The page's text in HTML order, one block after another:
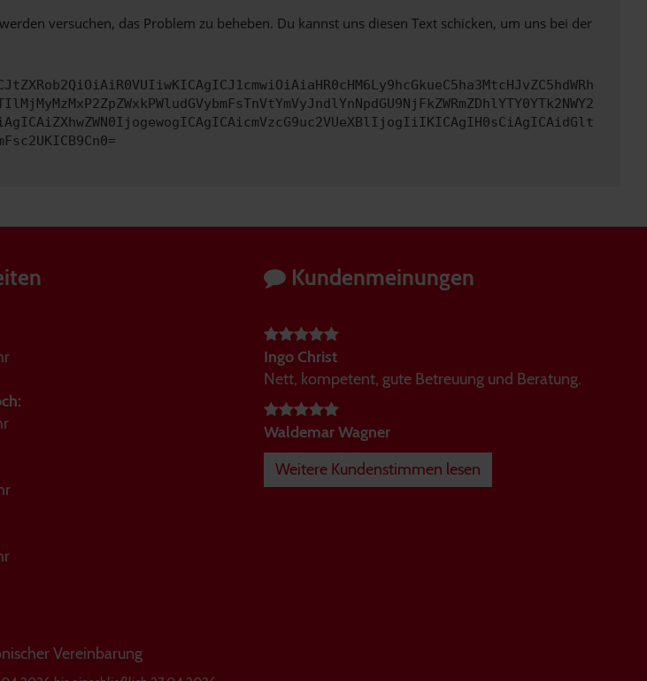
versuchen, das Problem zu beheben. Du kannst uns diesen Text schicken, um uns bei der
Vereinbarung
Kundenmeinungen
Ingo Christ
Nett, kompetent, gute Betreuung und Beratung.
Waldemar Wagner
Weitere Kundenstimmen lesen